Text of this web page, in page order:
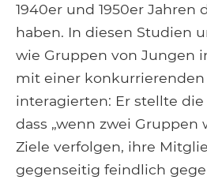
1940er und 1950er Jahren
haben. In diesen Studien
wie Gruppen von Jungen
mit einer konkurrierenden
interagierten: Er stellte die
dass „wenn zwei
Ziele verfolgen, ihre
gegenseitig feindlich